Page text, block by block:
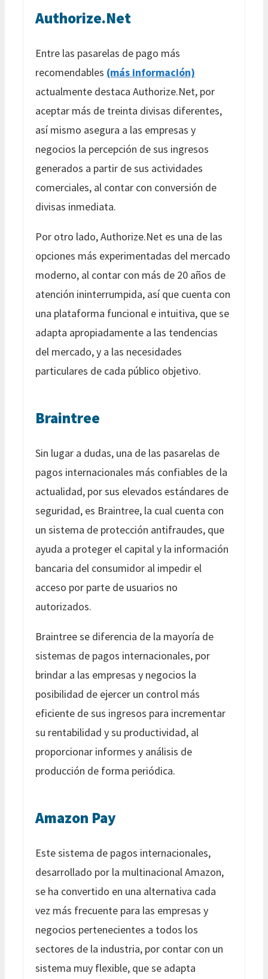
Authorize.Net
Entre las pasarelas de pago más
recomendables (más información)
actualmente destaca Authorize.Net, por
aceptar más de treinta divisas diferentes,
así mismo asegura a las empresas y
negocios la percepción de sus ingresos
generados a partir de sus actividades
comerciales, al contar con conversión de
divisas inmediata.
Por otro lado, Authorize.Net es una de las
opciones más experimentadas del mercado
moderno, al contar con más de 20 años de
atención ininterrumpida, así que cuenta con
una plataforma funcional e intuitiva, que se
adapta apropiadamente a las tendencias
del mercado, y a las necesidades
particulares de cada público objetivo.
Braintree
Sin lugar a dudas, una de las pasarelas de
pagos internacionales más confiables de la
actualidad, por sus elevados estándares de
seguridad, es Braintree, la cual cuenta con
un sistema de protección antifraudes, que
ayuda a proteger el capital y la información
bancaria del consumidor al impedir el
acceso por parte de usuarios no
autorizados.
Braintree se diferencia de la mayoría de
sistemas de pagos internacionales, por
brindar a las empresas y negocios la
posibilidad de ejercer un control más
eficiente de sus ingresos para incrementar
su rentabilidad y su productividad, al
proporcionar informes y análisis de
producción de forma periódica.
Amazon Pay
Este sistema de pagos internacionales,
desarrollado por la multinacional Amazon,
se ha convertido en una alternativa cada
vez más frecuente para las empresas y
negocios pertenecientes a todos los
sectores de la industria, por contar con un
sistema muy flexible, que se adapta